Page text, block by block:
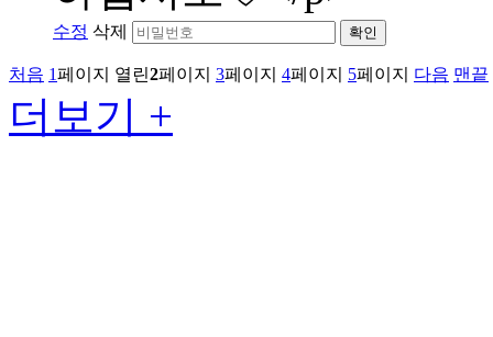
수정 삭제 확인
처음 1페이지 열린2페이지 3페이지 4페이지 5페이지 다음 맨끝
더보기 +